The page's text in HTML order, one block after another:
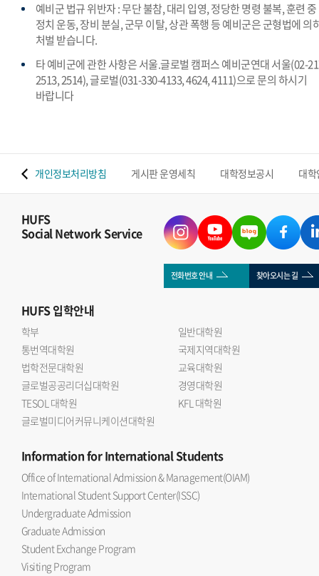
예비군 법규 위반자 : 무단 불참, 대리 입영, 정당한 명령 불복, 훈련 중
정치 운동, 장비 분실, 군무 이탈, 상관 폭행 등 예비군은 군형법에 의
처벌 받습니다.
타 예비군에 관한 사항은 서울.글로벌 캠퍼스 예비군연대 서울(02-
2513, 2514), 글로벌(031-330-4133, 4624, 4111)으로 문의 하시기
바랍니다
개인정보처리방침 게시판 운영세칙 대학정보공시 대
HUFS
Social Network Service
전화번호 안내 찾아오시는 길
HUFS입학안내
학부
일반대학원
통번역대학원
국제지역대학원
법학전문대학원
교육대학원
글로벌공공리더십대학원
경영대학원
TESOL 대학원
KFL 대학원
글로벌미디어커뮤니케이션대학원
Informationfor International Students
Office of International Admission & Management(OIAM)
International Student Support Center(ISSC)
Undergraduate Admission
Graduate Admission
Student Exchange Program
Visiting Program